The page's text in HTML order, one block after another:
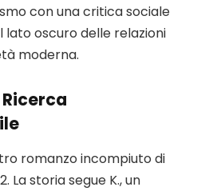
con una critica sociale
lato oscuro delle relazioni
moderna.
Ricerca
romanzo incompiuto di
La storia segue K., un